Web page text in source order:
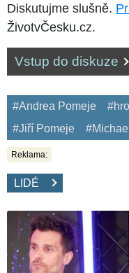
Diskutujme slušně.
ŽivotvČesku.cz.
Vstup do diskuze
#Andrea Pomeje
#Jiří Pomeje
Reklama:
LIDÉ